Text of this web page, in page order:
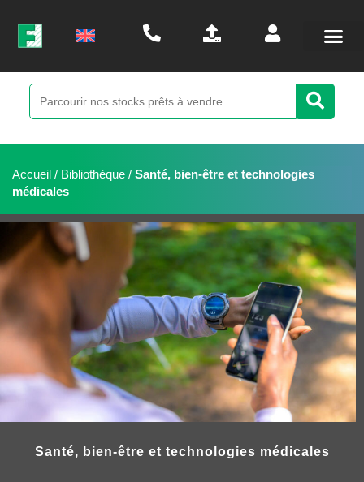
Accueil / Bibliothèque / Santé, bien-être et technologies
médicales
Santé, bien-être et technologies médicales